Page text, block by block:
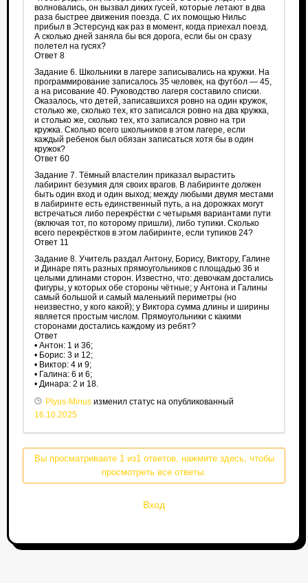
волновались, он вызвал диких гусей, которые летают в два
раза быстрее движения поезда. С их помощью Нильс
прибыл в Эстерсунд как раз в момент, когда приехал поезд.
А сколько дней заняла бы вся дорога, если бы он сразу
полетел на гусях?
Ответ 8
Задание 6. Школьники в лагере записывались на кружки. На
программирование записалось 35 человек, на футбол — 45,
а на рисование 40. Руководство лагеря составило списки.
Оказалось, что детей, записавшихся ровно на один кружок,
столько же, сколько тех, кто записался ровно на два кружка,
и столько же, сколько тех, кто записался ровно на три
кружка. Сколько всего школьников в этом лагере, если
каждый ребенок был обязан записаться хотя бы в один
кружок?
Ответ 60
Задание 7. Тёмный властелин приказал вырастить
лабиринт безумия для своих врагов. В лабиринте должен
быть один вход и один выход; между любыми двумя местами
в лабиринте есть единственный путь, а на дорожках могут
встречаться либо перекрёстки с четырьмя вариантами пути
(включая тот, по которому пришли), либо тупики. Сколько
всего перекрёстков в этом лабиринте, если тупиков 24?
Ответ 11
Задание 8. Учитель раздал Антону, Борису, Виктору, Галине
и Динаре пять разных прямоугольников с площадью 36 и
целыми длинами сторон. Известно, что: девочкам достались
фигуры, у которых обе стороны чётные; у Антона и Галины
самый большой и самый маленький периметры (но
неизвестно, у кого какой); у Виктора сумма длины и ширины
является простым числом. Прямоугольники с какими
сторонами достались каждому из ребят?
Ответ
• Антон: 1 и 36;
• Борис: 3 и 12;
• Виктор: 4 и 9;
• Галина: 6 и 6;
• Динара: 2 и 18.
Plyus-Minusизменил статус на опубликованный
16.10.2025
Вы просматриваете 1 из1 ответов, нажмите здесь, чтобы
просмотреть все ответы.
Вход